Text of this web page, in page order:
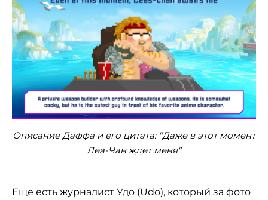
Описание Даффа и его цитата: "Даже в этот момент
Леа-Чан ждет меня"
Еще есть журналист Удо (Udo), который за фото